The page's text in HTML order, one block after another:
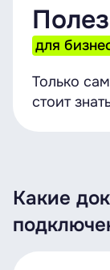
для
Только
стоит
Какие